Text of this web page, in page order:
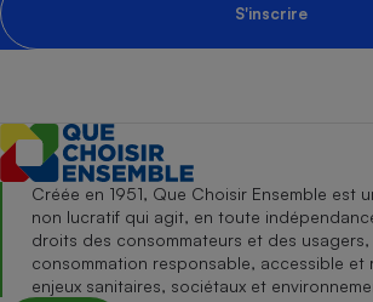
S'inscrire
Créée en 1951, Que Choisir Ensemble est
non lucratif qui agit, en toute
droits des consommateurs et des
consommation responsable, accessible et
enjeux sanitaires, sociétaux et